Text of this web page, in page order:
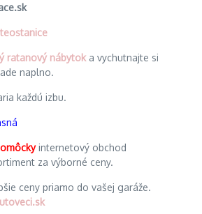
ratanový nábytok a vychutnajte si
naplno.
každú izbu.
internetový obchod
za výborné ceny.
ceny priamo do vašej garáže.